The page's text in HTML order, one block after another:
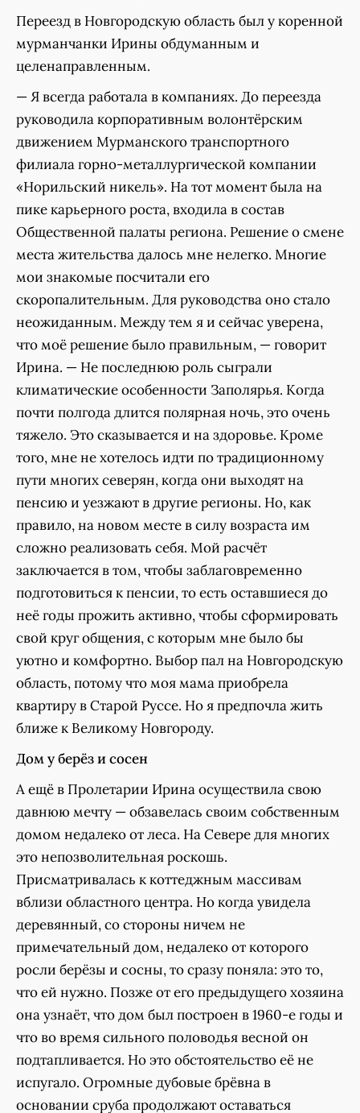
Переезд в Новгородскую область был у коренной
мурманчанки Ирины обдуманным и
целенаправленным.
— Я всегда работала в компаниях. До переезда
руководила корпоративным волонтёрским
движением Мурманского транспортного
филиала горно-металлургической компании
«Норильский никель». На тот момент была на
пике карьерного роста, входила в состав
Общественной палаты региона. Решение о смене
места жительства далось мне нелегко. Многие
мои знакомые посчитали его
скоропалительным. Для руководства оно стало
неожиданным. Между тем я и сейчас уверена,
что моё решение было правильным, — говорит
Ирина. — Не последнюю роль сыграли
климатические особенности Заполярья. Когда
почти полгода длится полярная ночь, это очень
тяжело. Это сказывается и на здоровье. Кроме
того, мне не хотелось идти по традиционному
пути многих северян, когда они выходят на
пенсию и уезжают в другие регионы. Но, как
правило, на новом месте в силу возраста им
сложно реализовать себя. Мой расчёт
заключается в том, чтобы заблаговременно
подготовиться к пенсии, то есть оставшиеся до
неё годы прожить активно, чтобы сформировать
свой круг общения, с которым мне было бы
уютно и комфортно. Выбор пал на Новгородскую
область, потому что моя мама приобрела
квартиру в Старой Руссе. Но я предпочла жить
ближе к Великому Новгороду.
Дом у берёз и сосен
А ещё в Пролетарии Ирина осуществила свою
давнюю мечту — обзавелась своим собственным
домом недалеко от леса. На Севере для многих
это непозволительная роскошь.
Присматривалась к коттеджным массивам
вблизи областного центра. Но когда увидела
деревянный, со стороны ничем не
примечательный дом, недалеко от которого
росли берёзы и сосны, то сразу поняла: это то,
что ей нужно. Позже от его предыдущего хозяина
она узнаёт, что дом был построен в 1960-е годы и
что во время сильного половодья весной он
подтапливается. Но это обстоятельство её не
испугало. Огромные дубовые брёвна в
основании сруба продолжают оставаться